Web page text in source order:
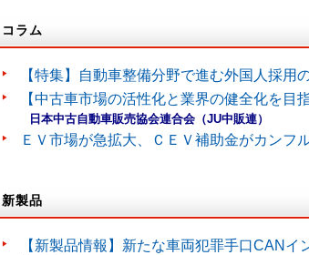
コラム
【特集】自動車整備分野で進む外国人採用
【中古車市場の活性化と業界の健全化を
日本中古自動車販売協会連合会（JU中販連）
ＥＶ市場が急拡大、ＣＥＶ補助金がカンフ
新製品
【新製品情報】新たな車両犯罪手口CAN